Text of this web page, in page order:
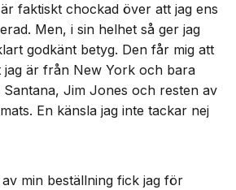
faktiskt chockad över att jag ens
Men, i sin helhet så ger jag
godkänt betyg. Den får mig att
jag är från New York och bara
Jim Jones och resten av
En känsla jag inte tackar nej
min beställning fick jag för